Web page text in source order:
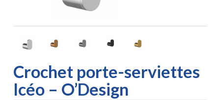
Crochet porte-serviettes
Icéo – O’Design